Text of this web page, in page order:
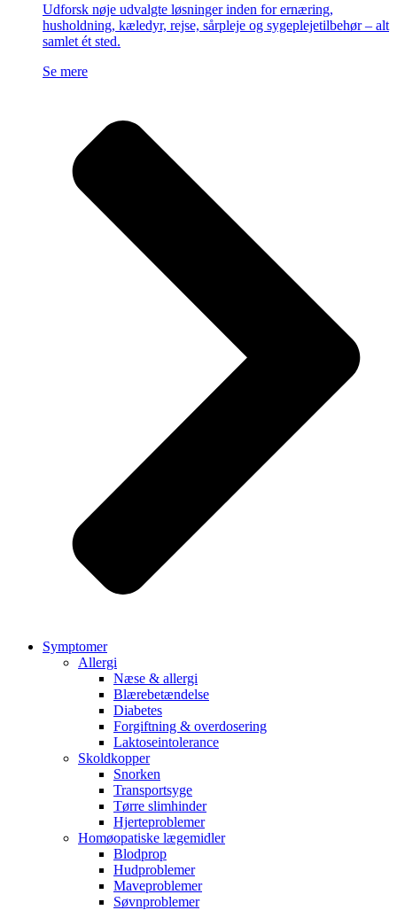
Udforsk nøje udvalgte løsninger inden for ernæring,
husholdning, kæledyr, rejse, sårpleje og sygeplejetilbehør – alt
samlet ét sted.
Se mere
Symptomer
Allergi
Næse & allergi
Blærebetændelse
Diabetes
Forgiftning & overdosering
Laktoseintolerance
Skoldkopper
Snorken
Transportsyge
Tørre slimhinder
Hjerteproblemer
Homøopatiske lægemidler
Blodprop
Hudproblemer
Maveproblemer
Søvnproblemer